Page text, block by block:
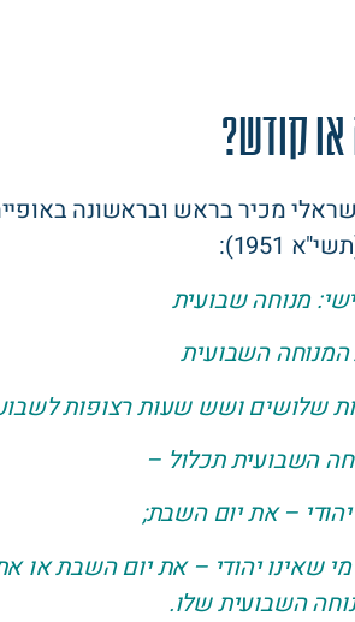
קודש?
מכיר בראש ובראשונה
1951):
מנוחה שבועית
שלושים ושש שעות רצופות
השבועית תכלול –
מי שאינו יהודי – את יום השבת
השבועית שלו.